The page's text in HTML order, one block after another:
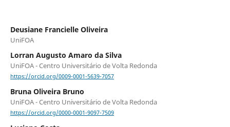
Deusiane Francielle Oliveira
UniFOA
Lorran Augusto Amaro da Silva
UniFOA - Centro Universitário de Volta Redonda
https://orcid.org/0009-0001-5639-7057
Bruna Oliveira Bruno
UniFOA - Centro Universitário de Volta Redonda
https://orcid.org/0000-0001-9097-7509